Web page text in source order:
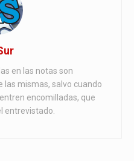
en las notas son
las mismas, salvo cuando
encomilladas, que
entrevistado.